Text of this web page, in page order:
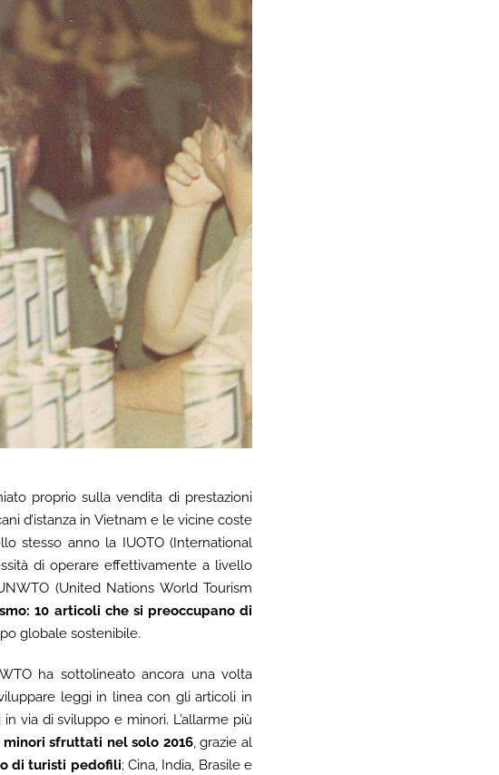
proprio sulla vendita di prestazioni
d’istanza in Vietnam e le vicine coste
stesso anno la IUOTO (International
di operare effettivamente a livello
(United Nations World Tourism
10 articoli che si preoccupano di
globale sostenibile.
ha sottolineato ancora una volta
leggi in linea con gli articoli in
via di sviluppo e minori. L’allarme più
sfruttati nel solo 2016, grazie al
di turisti pedofili; Cina, India, Brasile e